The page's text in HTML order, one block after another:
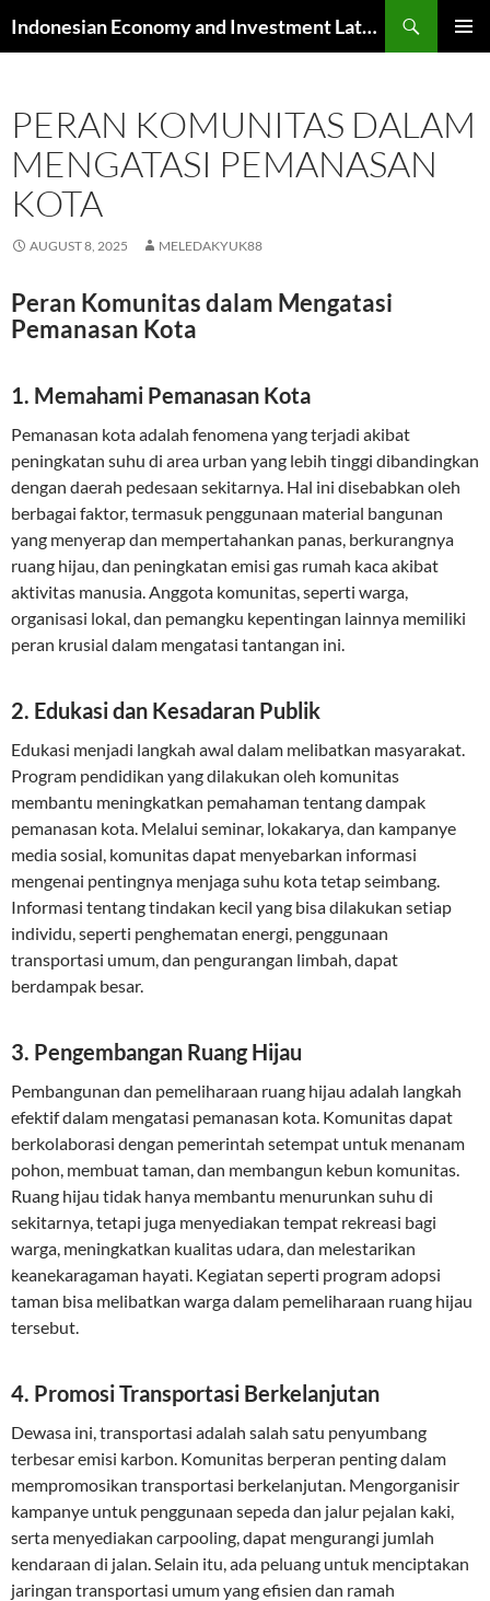
to
Indonesian Economy and Investment Latest News
PERAN KOMUNITAS DALAM
MENGATASI PEMANASAN
KOTA
AUGUST 8, 2025 MELEDAKYUK88
Peran Komunitas dalam Mengatasi
Pemanasan Kota
1. Memahami Pemanasan Kota
Pemanasan kota adalah fenomena yang terjadi akibat
peningkatan suhu di area urban yang lebih tinggi dibandingkan
dengan daerah pedesaan sekitarnya. Hal ini disebabkan oleh
berbagai faktor, termasuk penggunaan material bangunan
yang menyerap dan mempertahankan panas, berkurangnya
ruang hijau, dan peningkatan emisi gas rumah kaca akibat
aktivitas manusia. Anggota komunitas, seperti warga,
organisasi lokal, dan pemangku kepentingan lainnya memiliki
peran krusial dalam mengatasi tantangan ini.
2. Edukasi dan Kesadaran Publik
Edukasi menjadi langkah awal dalam melibatkan masyarakat.
Program pendidikan yang dilakukan oleh komunitas
membantu meningkatkan pemahaman tentang dampak
pemanasan kota. Melalui seminar, lokakarya, dan kampanye
media sosial, komunitas dapat menyebarkan informasi
mengenai pentingnya menjaga suhu kota tetap seimbang.
Informasi tentang tindakan kecil yang bisa dilakukan setiap
individu, seperti penghematan energi, penggunaan
transportasi umum, dan pengurangan limbah, dapat
berdampak besar.
3. Pengembangan Ruang Hijau
Pembangunan dan pemeliharaan ruang hijau adalah langkah
efektif dalam mengatasi pemanasan kota. Komunitas dapat
berkolaborasi dengan pemerintah setempat untuk menanam
pohon, membuat taman, dan membangun kebun komunitas.
Ruang hijau tidak hanya membantu menurunkan suhu di
sekitarnya, tetapi juga menyediakan tempat rekreasi bagi
warga, meningkatkan kualitas udara, dan melestarikan
keanekaragaman hayati. Kegiatan seperti program adopsi
taman bisa melibatkan warga dalam pemeliharaan ruang hijau
tersebut.
4. Promosi Transportasi Berkelanjutan
Dewasa ini, transportasi adalah salah satu penyumbang
terbesar emisi karbon. Komunitas berperan penting dalam
mempromosikan transportasi berkelanjutan. Mengorganisir
kampanye untuk penggunaan sepeda dan jalur pejalan kaki,
serta menyediakan carpooling, dapat mengurangi jumlah
kendaraan di jalan. Selain itu, ada peluang untuk menciptakan
jaringan transportasi umum yang efisien dan ramah